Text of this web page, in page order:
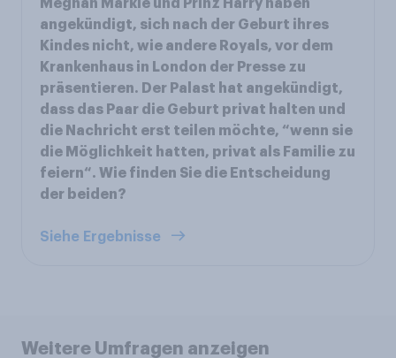
Meghan Markle und Prinz Harry haben
angekündigt, sich nach der Geburt ihres
Kindes nicht, wie andere Royals, vor dem
Krankenhaus in London der Presse zu
präsentieren. Der Palast hat angekündigt,
dass das Paar die Geburt privat halten und
die Nachricht erst teilen möchte, “wenn sie
die Möglichkeit hatten, privat als Familie zu
feiern“. Wie finden Sie die Entscheidung
der beiden?
Siehe Ergebnisse
Weitere Umfragen anzeigen